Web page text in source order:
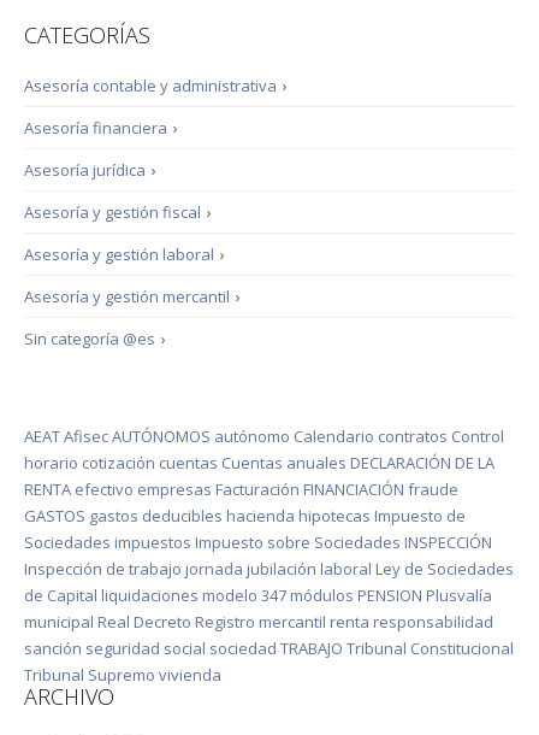
CATEGORÍAS
›
Asesoría contable y administrativa
›
Asesoría financiera
›
Asesoría jurídica
›
Asesoría y gestión fiscal
›
Asesoría y gestión laboral
›
Asesoría y gestión mercantil
›
Sin categoría @es
AEATAfisecAUTÓNOMOS autónomo Calendario contratos Control
horario cotización cuentas Cuentas anuales DECLARACIÓN DE LA
RENTA efectivo empresas Facturación FINANCIACIÓN fraude
GASTOS gastos deducibles hacienda hipotecas Impuesto de
Sociedades impuestos Impuesto sobre Sociedades INSPECCIÓN
Inspección de trabajo jornada jubilación laboral Ley de Sociedades
de Capital liquidaciones modelo 347 módulos PENSION Plusvalía
municipal Real Decreto Registro mercantil renta responsabilidad
sanción seguridad social sociedad TRABAJO Tribunal Constitucional
Tribunal Supremo vivienda
ARCHIVO